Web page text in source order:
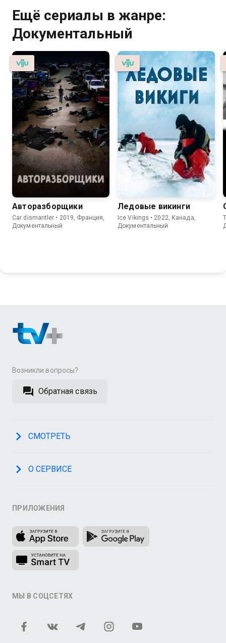
Ещё сериалы в жанре:
Документальный
Авторазборщики
Car dismantler • 2019, Франция,
Документальный
Ледовые викинги
Ice Vikings • 2022, Канада,
Документальный
Возникли вопросы?
Обратная связь
СМОТРЕТЬ
О СЕРВИСЕ
ПРИЛОЖЕНИЯ
МЫ В СОЦСЕТЯХ